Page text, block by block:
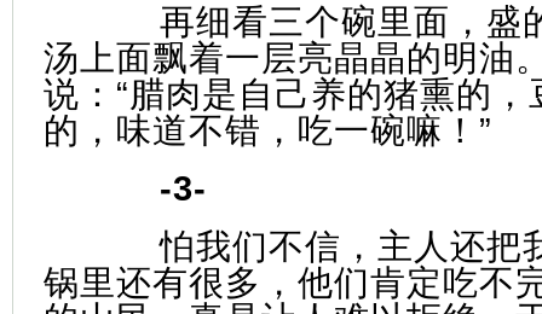
再细看三个碗里面，盛
汤上面飘着一层亮晶晶的明油
说：“腊肉是自己养的猪熏的
的，味道不错，吃一碗嘛！”
-3-
怕我们不信，主人还把
锅里还有很多，他们肯定吃不